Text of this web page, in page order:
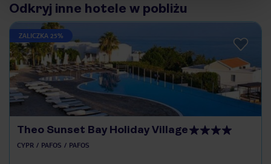
Odkryj inne hotele w pobliżu
ZALICZKA 25%
Theo Sunset Bay Holiday Village
CYPR PAFOS PAFOS